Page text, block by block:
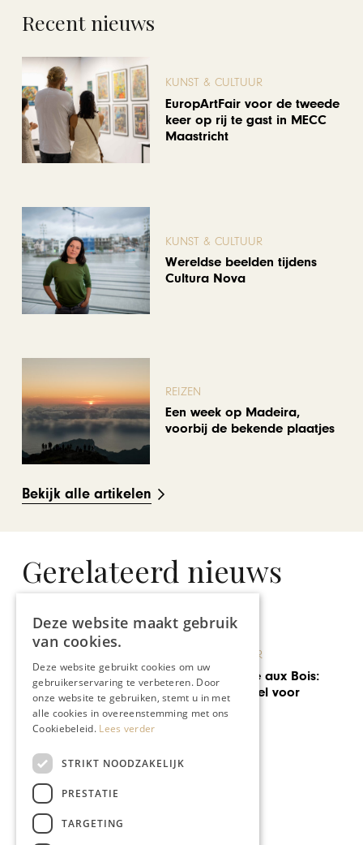
Recent nieuws
KUNST & CULTUUR
EuropArtFair voor de tweede
keer op rij te gast in MECC
Maastricht
KUNST & CULTUUR
Wereldse beelden tijdens
Cultura Nova
REIZEN
Een week op Madeira,
voorbij de bekende plaatjes
Bekijk alle artikelen
Gerelateerd nieuws
La Butte aux Bois:
juweel voor
Leën
ANDRÉ
Deze website maakt gebruik
van cookies.
Deze website gebruikt cookies om uw
gebruikerservaring te verbeteren. Door
onze website te gebruiken, stemt u in met
alle cookies in overeenstemming met ons
Cookiebeleid. Lees verder
STRIKT NOODZAKELIJK
PRESTATIE
TARGETING